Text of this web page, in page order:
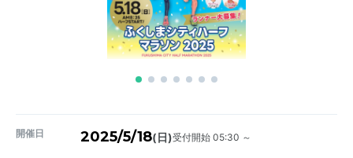
開催日 2025/5/18(日)受付開始 05:30 ～